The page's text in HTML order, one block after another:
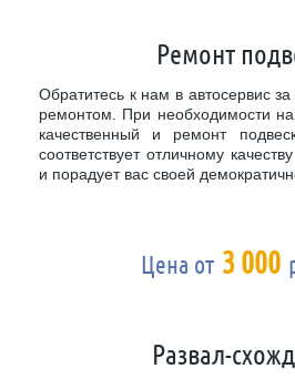
Ремонт
Обратитесь к нам в автосервис
ремонтом. При необходимости
качественный и ремонт
соответствует отличному
и порадует вас своей
Цена от 3 000
Развал-